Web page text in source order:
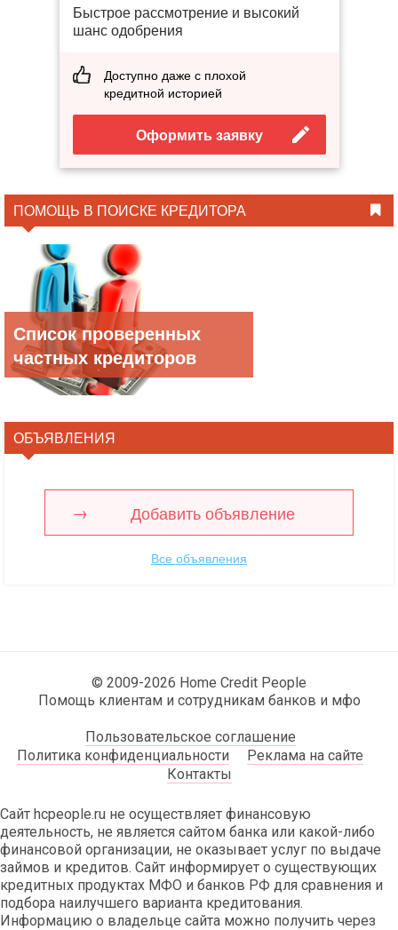
Быстрое рассмотрение и высокий
шанс одобрения
Доступно даже с плохой
кредитной историей
Оформить заявку
ПОМОЩЬ В ПОИСКЕ КРЕДИТОРА
Список проверенных
частных кредиторов
ОБЪЯВЛЕНИЯ
Добавить объявление
Все объявления
© 2009-2026 Home Credit People
Помощь клиентам и сотрудникам банков и мфо
Пользовательское соглашение
Политика конфиденциальности
Реклама на сайте
Контакты
Сайт hcpeople.ru не осуществляет финансовую
деятельность, не является сайтом банка или какой-либо
финансовой организации, не оказывает услуг по выдаче
займов и кредитов. Сайт информирует о существующих
кредитных продуктах МФО и банков РФ для сравнения и
подбора наилучшего варианта кредитования.
Информацию о владельце сайта можно получить через